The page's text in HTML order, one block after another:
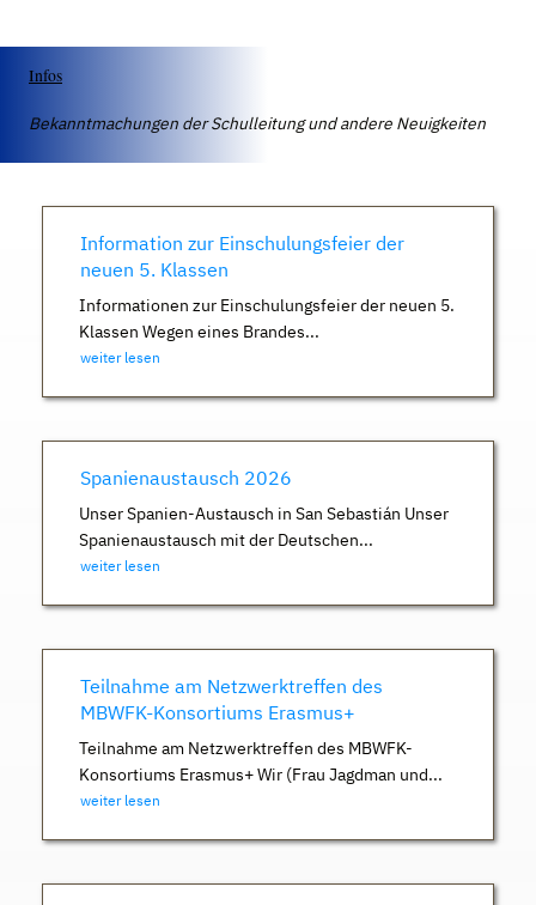
Infos
Bekanntmachungen der Schulleitung und andere Neuigkeiten
Information zur Einschulungsfeier der
neuen 5. Klassen
Informationen zur Einschulungsfeier der neuen 5.
Klassen Wegen eines Brandes...
weiter lesen
Spanienaustausch 2026
Unser Spanien-Austausch in San Sebastián Unser
Spanienaustausch mit der Deutschen...
weiter lesen
Teilnahme am Netzwerktreffen des
MBWFK-Konsortiums Erasmus+
Teilnahme am Netzwerktreffen des MBWFK-
Konsortiums Erasmus+ Wir (Frau Jagdman und...
weiter lesen